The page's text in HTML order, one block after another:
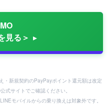
見る＞
・新規契約のPayPayポイント還元額は改定
式サイトでご確認ください。
モバイルからの乗り換えは対象外です。